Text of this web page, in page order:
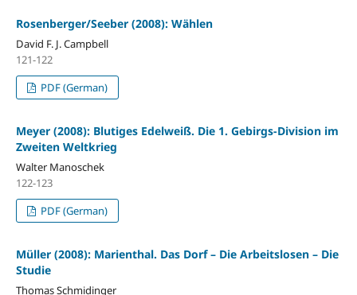
Rosenberger/Seeber (2008): Wählen
David F. J. Campbell
121-122
PDF (German)
Meyer (2008): Blutiges Edelweiß. Die 1. Gebirgs-Division im
Zweiten Weltkrieg
Walter Manoschek
122-123
PDF (German)
Müller (2008): Marienthal. Das Dorf – Die Arbeitslosen – Die
Studie
Thomas Schmidinger